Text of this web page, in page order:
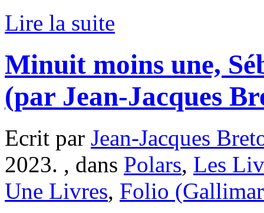
Lire la suite
Minuit moins une,
(par Jean-Jacques
Ecrit par Jean-Jacques
2023. , dans Polars, Les
Une Livres, Folio